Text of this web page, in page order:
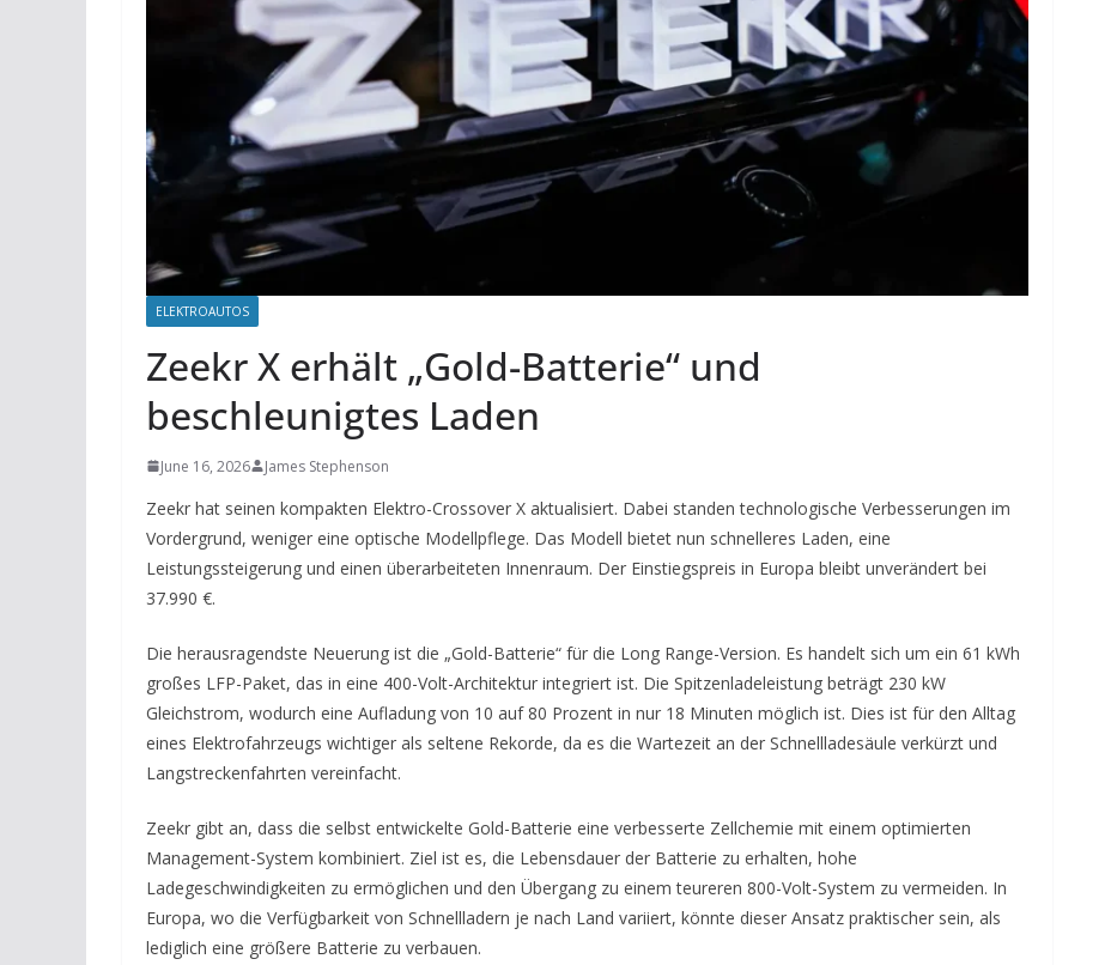
ELEKTROAUTOS
Zeekr X erhält „Gold-Batterie“ und
beschleunigtes Laden
June 16, 2026 James Stephenson
Zeekr hat seinen kompakten Elektro-Crossover X aktualisiert. Dabei standen technologische Verbesserungen im
Vordergrund, weniger eine optische Modellpflege. Das Modell bietet nun schnelleres Laden, eine
Leistungssteigerung und einen überarbeiteten Innenraum. Der Einstiegspreis in Europa bleibt unverändert bei
37.990 €.
Die herausragendste Neuerung ist die „Gold-Batterie“ für die Long Range-Version. Es handelt sich um ein 61 kWh
großes LFP-Paket, das in eine 400-Volt-Architektur integriert ist. Die Spitzenladeleistung beträgt 230 kW
Gleichstrom, wodurch eine Aufladung von 10 auf 80 Prozent in nur 18 Minuten möglich ist. Dies ist für den Alltag
eines Elektrofahrzeugs wichtiger als seltene Rekorde, da es die Wartezeit an der Schnellladesäule verkürzt und
Langstreckenfahrten vereinfacht.
Zeekr gibt an, dass die selbst entwickelte Gold-Batterie eine verbesserte Zellchemie mit einem optimierten
Management-System kombiniert. Ziel ist es, die Lebensdauer der Batterie zu erhalten, hohe
Ladegeschwindigkeiten zu ermöglichen und den Übergang zu einem teureren 800-Volt-System zu vermeiden. In
Europa, wo die Verfügbarkeit von Schnellladern je nach Land variiert, könnte dieser Ansatz praktischer sein, als
lediglich eine größere Batterie zu verbauen.